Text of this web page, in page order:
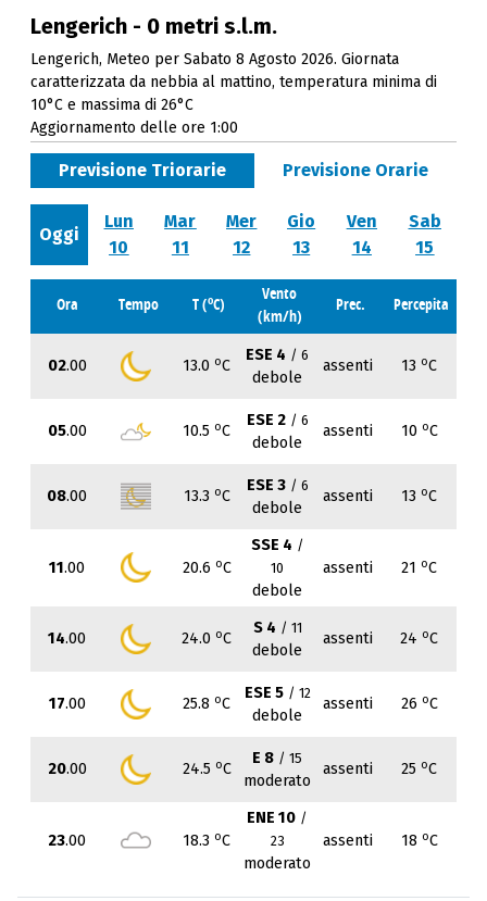
Lengerich - 0 metri s.l.m.
Lengerich, Meteo per Sabato 8 Agosto 2026. Giornata
caratterizzata da nebbia al mattino, temperatura minima di
10°C e massima di 26°C
Aggiornamento delle ore 1:00
Previsione Triorarie Previsione Orarie
Oggi
Lun
10
Mar
11
Mer
12
Gio
13
Ven
14
Sab
15
Ora Tempo T (oC)
Vento
(km/h)
Prec. Percepita
02.00 13.0 oC
ESE 4 / 6
debole
assenti 13 oC
05.00 10.5 oC
ESE 2 / 6
debole
assenti 10 oC
08.00 13.3 oC
ESE 3 / 6
debole
assenti 13 oC
11.00 20.6 oC
SSE 4 /
10
debole
assenti 21 oC
14.00 24.0 oC
S 4 / 11
debole
assenti 24 oC
17.00 25.8 oC
ESE 5 / 12
debole
assenti 26 oC
20.00 24.5 oC
E 8 / 15
moderato
assenti 25 oC
23.00 18.3 oC
ENE 10 /
23
moderato
assenti 18 oC